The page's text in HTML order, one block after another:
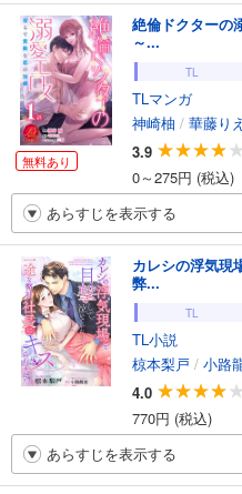
無料あり
絶倫ドクターの
～...
TL
TLマンガ
神崎柚 / 華藤りえ
3.9
0～275円 (税込)
あらすじを表示する
カレシの浮気現
弊...
TL
TL小説
椋本梨戸 / 小路
4.0
770円 (税込)
あらすじを表示する